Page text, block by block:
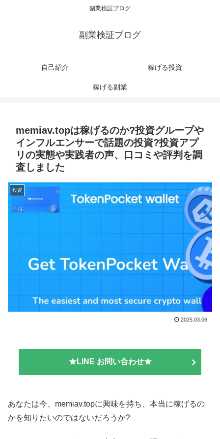
副業検証ブログ
副業検証ブログ
自己紹介 稼げる投資
稼げる副業
memiav.topは稼げるのか?投資グループや
インフルエンサーで話題の投資?投資アプ
リの実態や実践者の声、口コミや評判を調
査しました
投資
2025.03.06
★LINE お問い合わせ★
あなたは今、memiav.topに興味を持ち、本当に稼げるの
かを知りたいのではないだろうか?